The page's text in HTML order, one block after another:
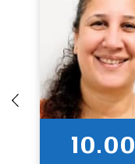
10.00